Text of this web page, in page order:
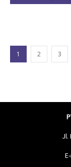
1 2 3
Jl.